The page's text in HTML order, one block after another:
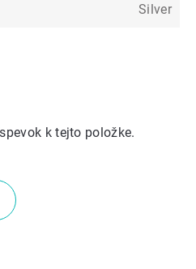
Silver
k tejto položke.